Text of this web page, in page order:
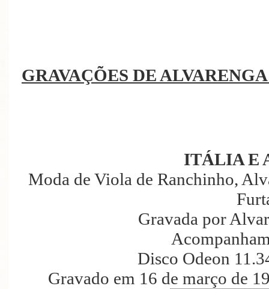
GRAVAÇÕES DE
ITÁLIA E
Moda de Viola de Ranchinho,
Gravada por
Disco Odeon
Gravado em 16 de março de